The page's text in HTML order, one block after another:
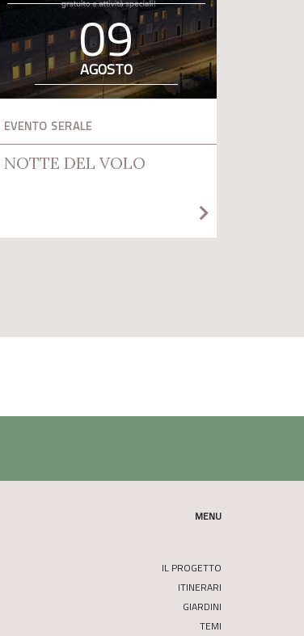
09
AGOSTO
EVENTO SERALE
NOTTE DEL VOLO
MENU
IL PROGETTO
ITINERARI
GIARDINI
TEMI